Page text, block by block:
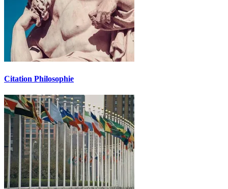
Citation Philosophie